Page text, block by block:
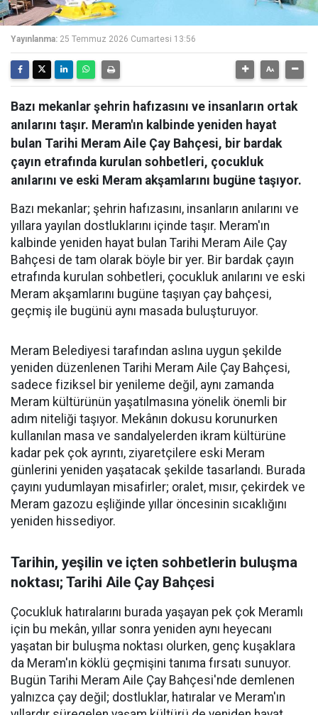
Yayınlanma: 25 Temmuz 2026 Cumartesi 13:56
Bazı mekanlar şehrin hafızasını ve insanların ortak
anılarını taşır. Meram'ın kalbinde yeniden hayat
bulan Tarihi Meram Aile Çay Bahçesi, bir bardak
çayın etrafında kurulan sohbetleri, çocukluk
anılarını ve eski Meram akşamlarını bugüne taşıyor.
Bazı mekanlar; şehrin hafızasını, insanların anılarını ve
yıllara yayılan dostluklarını içinde taşır. Meram'ın
kalbinde yeniden hayat bulan Tarihi Meram Aile Çay
Bahçesi de tam olarak böyle bir yer. Bir bardak çayın
etrafında kurulan sohbetleri, çocukluk anılarını ve eski
Meram akşamlarını bugüne taşıyan çay bahçesi,
geçmiş ile bugünü aynı masada buluşturuyor.
Meram Belediyesi tarafından aslına uygun şekilde
yeniden düzenlenen Tarihi Meram Aile Çay Bahçesi,
sadece fiziksel bir yenileme değil, aynı zamanda
Meram kültürünün yaşatılmasına yönelik önemli bir
adım niteliği taşıyor. Mekânın dokusu korunurken
kullanılan masa ve sandalyelerden ikram kültürüne
kadar pek çok ayrıntı, ziyaretçilere eski Meram
günlerini yeniden yaşatacak şekilde tasarlandı. Burada
çayını yudumlayan misafirler; oralet, mısır, çekirdek ve
Meram gazozu eşliğinde yıllar öncesinin sıcaklığını
yeniden hissediyor.
Tarihin, yeşilin ve içten sohbetlerin buluşma
noktası; Tarihi Aile Çay Bahçesi
Çocukluk hatıralarını burada yaşayan pek çok Meramlı
için bu mekân, yıllar sonra yeniden aynı heyecanı
yaşatan bir buluşma noktası olurken, genç kuşaklara
da Meram'ın köklü geçmişini tanıma fırsatı sunuyor.
Bugün Tarihi Meram Aile Çay Bahçesi'nde demlenen
yalnızca çay değil; dostluklar, hatıralar ve Meram'ın